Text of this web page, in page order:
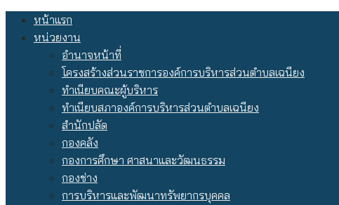
Skip หน้าแรก
หน่วยงาน
อำนาจหน้าที่
โครงสร้างส่วนราชการองค์การบริหารส่วนตำบลเฉนียง
ทำเนียบคณะผู้บริหาร
ทำเนียบสภาองค์การบริหารส่วนตำบลเฉนียง
สำนักปลัด
กองคลัง
กองการศึกษา ศาสนาและวัฒนธรรม
กองช่าง
การบริหารและพัฒนาทรัพยากรบุคคล